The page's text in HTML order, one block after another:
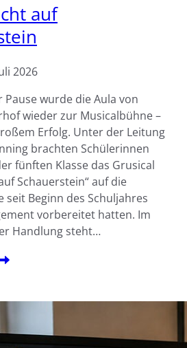
auf
2026
Pause wurde die Aula von
wieder zur Musicalbühne –
Erfolg. Unter der Leitung
brachten Schülerinnen
fünften Klasse das Grusical
Schauerstein“ auf die
seit Beginn des Schuljahres
vorbereitet hatten. Im
Handlung steht…